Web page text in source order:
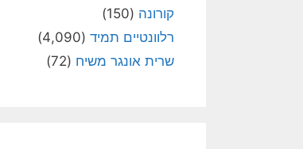
קורונה (150)
רלוונטיים תמיד (4,090)
שרית אונגר משיח (72)